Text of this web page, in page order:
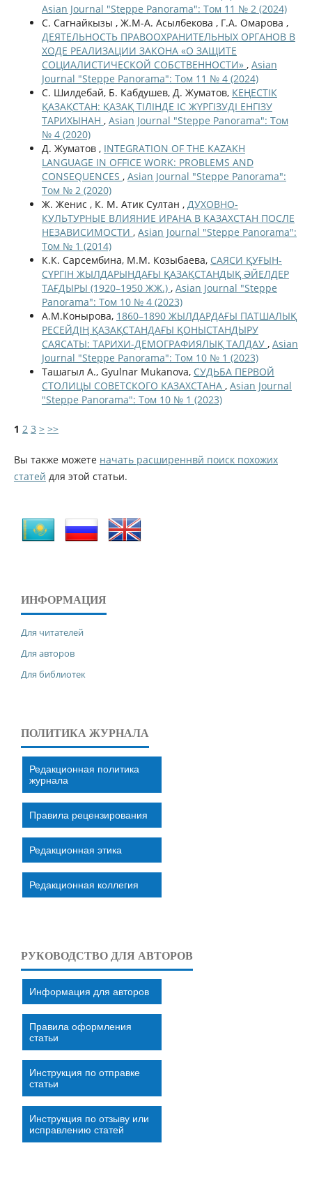
Asian Journal "Steppe Panorama": Том 11 № 2 (2024)
С. Сагнайкызы , Ж.М-А. Асылбекова , Г.А. Омарова ,
ДЕЯТЕЛЬНОСТЬ ПРАВООХРАНИТЕЛЬНЫХ ОРГАНОВ В
ХОДЕ РЕАЛИЗАЦИИ ЗАКОНА «О ЗАЩИТЕ
СОЦИАЛИСТИЧЕСКОЙ СОБСТВЕННОСТИ» , Asian
Journal "Steppe Panorama": Том 11 № 4 (2024)
С. Шилдебай, Б. Кабдушев, Д. Жуматов, КЕҢЕСТІК
ҚАЗАҚСТАН: ҚАЗАҚ ТІЛІНДЕ ІС ЖҮРГІЗУДІ ЕНГІЗУ
ТАРИХЫНАН , Asian Journal "Steppe Panorama": Том
№ 4 (2020)
Д. Жуматов , INTEGRATION OF THE KAZAKH
LANGUAGE IN OFFICE WORK: PROBLEMS AND
CONSEQUENCES , Asian Journal "Steppe Panorama":
Том № 2 (2020)
Ж. Женис , К. М. Атик Султан , ДУХОВНО-
КУЛЬТУРНЫЕ ВЛИЯНИЕ ИРАНА В КАЗАХСТАН ПОСЛЕ
НЕЗАВИСИМОСТИ , Asian Journal "Steppe Panorama":
Том № 1 (2014)
К.К. Сарсембина, М.М. Козыбаева, САЯСИ ҚУҒЫН-
СҮРГІН ЖЫЛДАРЫНДАҒЫ ҚАЗАҚСТАНДЫҚ ӘЙЕЛДЕР
ТАҒДЫРЫ (1920–1950 ЖЖ.) , Asian Journal "Steppe
Panorama": Том 10 № 4 (2023)
А.М.Конырова, 1860–1890 ЖЫЛДАРДАҒЫ ПАТШАЛЫҚ
РЕСЕЙДІҢ ҚАЗАҚСТАНДАҒЫ ҚОНЫСТАНДЫРУ
САЯСАТЫ: ТАРИХИ-ДЕМОГРАФИЯЛЫҚ ТАЛДАУ , Asian
Journal "Steppe Panorama": Том 10 № 1 (2023)
Ташагыл А., Gyulnar Mukanova, СУДЬБА ПЕРВОЙ
СТОЛИЦЫ СОВЕТСКОГО КАЗАХСТАНА , Asian Journal
"Steppe Panorama": Том 10 № 1 (2023)
1 2 3 > >>
Вы также можете начать расширеннвй поиск похожих
статей для этой статьи.
ИНФОРМАЦИЯ
Для читателей
Для авторов
Для библиотек
ПОЛИТИКА ЖУРНАЛА
Редакционная политика
журнала
Правила рецензирования
Редакционная этика
Редакционная коллегия
РУКОВОДСТВО ДЛЯ АВТОРОВ
Информация для авторов
Правила оформления
статьи
Инструкция по отправке
статьи
Инструкция по отзыву или
исправлению статей